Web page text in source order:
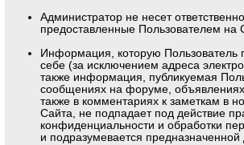
Администратор не несет
предоставленные Пользователем на
Информация, которую Пользователь
себе (за исключением адреса
также информация, публикуемая
сообщениях на форуме,
также в комментариях к заметкам в
Сайта, не подпадает под действие
конфиденциальности и обработки
и подразумевается предназначенной